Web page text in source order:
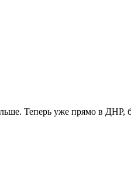
Теперь уже прямо в ДНР,